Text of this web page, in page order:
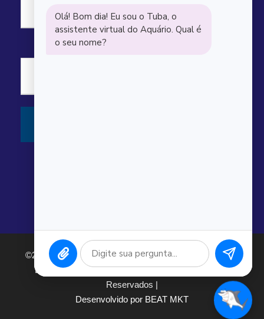
©2026 Argonauta Comércio e Serviços Oceanográficos
Ltda. CNPJ: 00.643.743/0001-80. Todos os direitos
Reservados |
Desenvolvido por BEAT MKT